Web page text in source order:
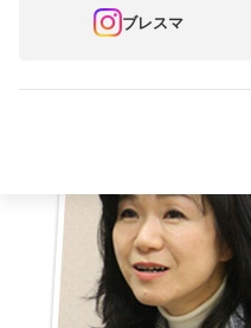
ブレスマ